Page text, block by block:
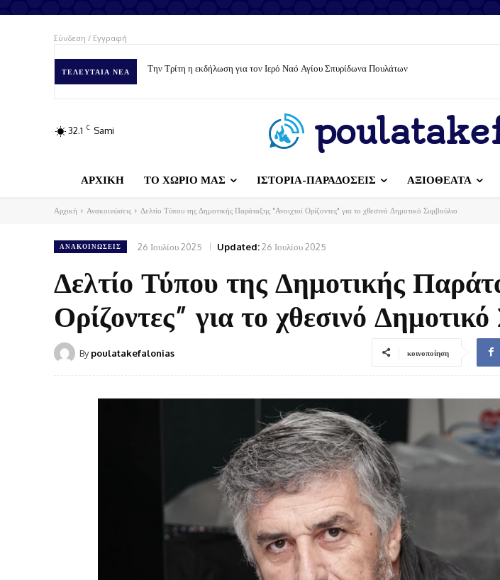
Σύνδεση / Εγγραφή
ΤΕΛΕΥΤΑΊΑ ΝΈΑ Την Τρίτη η εκδήλωση για τον Ιερό Ναό Αγίου Σπυρίδωνα Πουλάτων
32.1 C Sami
ΑΡΧΙΚΗ ΤΟ ΧΩΡΙΟ ΜΑΣ ΙΣΤΟΡΙΑ-ΠΑΡΑΔΟΣΕΙΣ ΑΞΙΟΘΕΑΤΑ
Αρχική Ανακοινώσεις Δελτίο Τύπου της Δημοτικής Παράταξης "Ανοιχτοί Ορίζοντες" για το χθεσινό Δημοτικό Συμβούλιο
ΑΝΑΚΟΙΝΏΣΕΙΣ 26 Ιουλίου 2025 Updated:26 Ιουλίου 2025
Δελτίο Τύπου της Δημοτικής
Ορίζοντες” για το χθεσινό
By poulatakefalonias κοινοποίηση